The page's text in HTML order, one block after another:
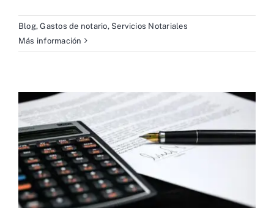
Blog,Gastos de notario, Servicios Notariales
Más información